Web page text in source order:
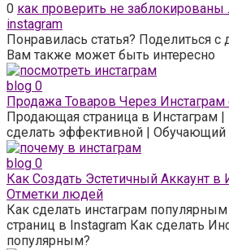
0 как проверить не
instagram
Понравилась статья? Поделиться с
Вам также может быть интересно
blog 0
Продажа Товаров Через Инстаграм
Продающая страница в Инстаграм |
сделать эффективной | Обучающий
blog 0
Как Создать Эстетичный Аккаунт в
Отметки людей
Как сделать инстаграм
страниц в Instagram Как сделать
популярным?